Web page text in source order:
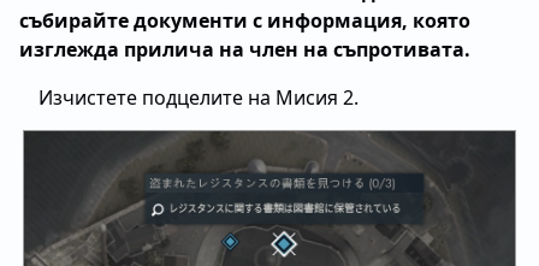
събирайте документи с информация, която
изглежда прилича на член на съпротивата.
Изчистете подцелите на Мисия 2.